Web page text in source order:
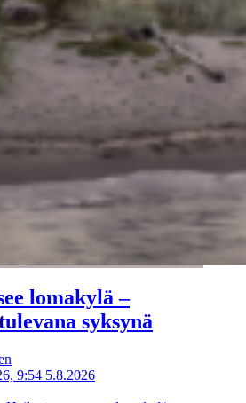
lomakylä –
syksynä
9:54 5.8.2026